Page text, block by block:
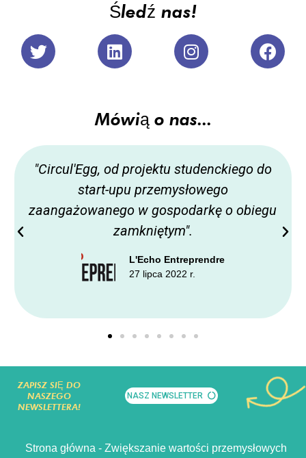
Śledź nas!
Mówią o nas...
"Circul'Egg, od projektu studenckiego do
start-upu przemysłowego
zaangażowanego w gospodarkę o obiegu
zamkniętym".
L'Echo Entreprendre
27 lipca 2022 r.
ZAPISZ SIĘ DO
NASZEGO
NEWSLETTERA!
NASZ NEWSLETTER
Strona główna - Zwiększanie wartości przemysłowych